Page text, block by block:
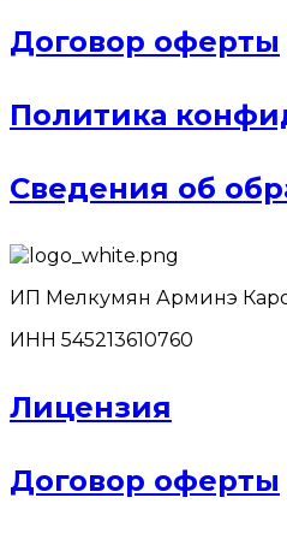
Договор оферты
Политика
Сведения об
ИП Мелкумян Арминэ
ИНН 545213610760
Лицензия
Договор оферты